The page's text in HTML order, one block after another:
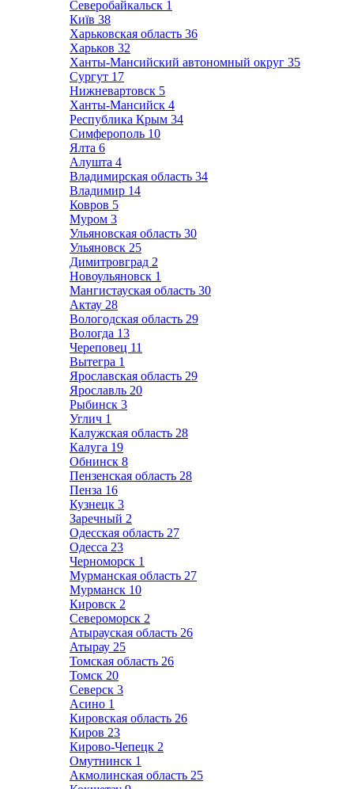
Северобайкальск 1
Київ 38
Харьковская область 36
Харьков 32
Ханты-Мансийский автономный округ 35
Сургут 17
Нижневартовск 5
Ханты-Мансийск 4
Республика Крым 34
Симферополь 10
Ялта 6
Алушта 4
Владимирская область 34
Владимир 14
Ковров 5
Муром 3
Ульяновская область 30
Ульяновск 25
Димитровград 2
Новоульяновск 1
Мангистауская область 30
Актау 28
Вологодская область 29
Вологда 13
Череповец 11
Вытегра 1
Ярославская область 29
Ярославль 20
Рыбинск 3
Углич 1
Калужская область 28
Калуга 19
Обнинск 8
Пензенская область 28
Пенза 16
Кузнецк 3
Заречный 2
Одесская область 27
Одесса 23
Черноморск 1
Мурманская область 27
Мурманск 10
Кировск 2
Североморск 2
Атырауская область 26
Атырау 25
Томская область 26
Томск 20
Северск 3
Асино 1
Кировская область 26
Киров 23
Кирово-Чепецк 2
Омутнинск 1
Акмолинская область 25